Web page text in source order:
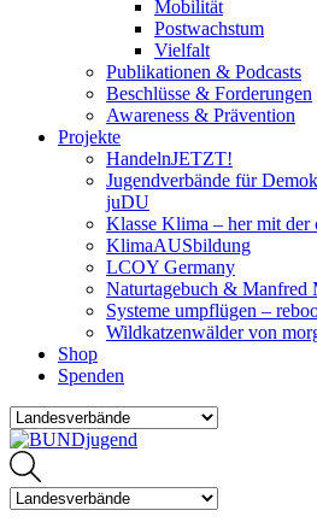
Mobilität
Postwachstum
Vielfalt
Publikationen & Podcasts
Beschlüsse & Forderungen
Awareness & Prävention
Projekte
HandelnJETZT!
Jugendverbände für
juDU
Klasse Klima – her mit
KlimaAUSbildung
LCOY Germany
Naturtagebuch & Manfred
Systeme umpflügen –
Wildkatzenwälder von
Shop
Spenden